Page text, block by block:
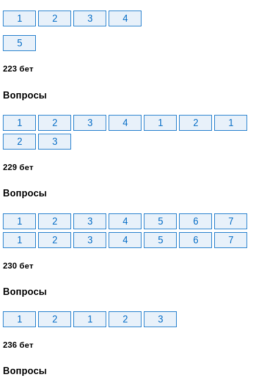
1 2 3 4
5
223 бет
Вопросы
1 2 3 4 1 2
1
2
3
229 бет
Вопросы
1 2 3 4 5 6
7
1
2 3 4 5 6 7
230 бет
Вопросы
1 2 1 2 3
236 бет
Вопросы